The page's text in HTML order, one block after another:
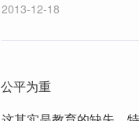
2013-12-18
公平为重